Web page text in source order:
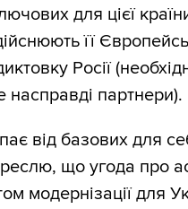
для цієї
її
Росії
насправді партнери).
від базових для
що угода про
модернізації для